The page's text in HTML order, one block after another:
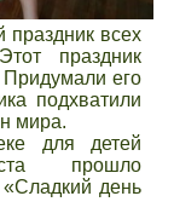
всех
праздник
Придумали его
подхватили
мира.
для детей
прошло
«Сладкий день